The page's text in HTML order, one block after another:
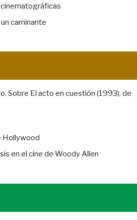
cinematográficas
caminante
Sobre El acto en cuestión (1993), de
Hollywood
en el cine de Woody Allen